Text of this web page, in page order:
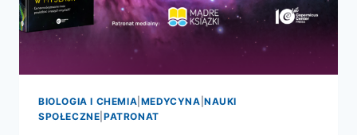
BIOLOGIA I CHEMIA MEDYCYNA |NAUKI
SPOŁECZNE PATRONAT